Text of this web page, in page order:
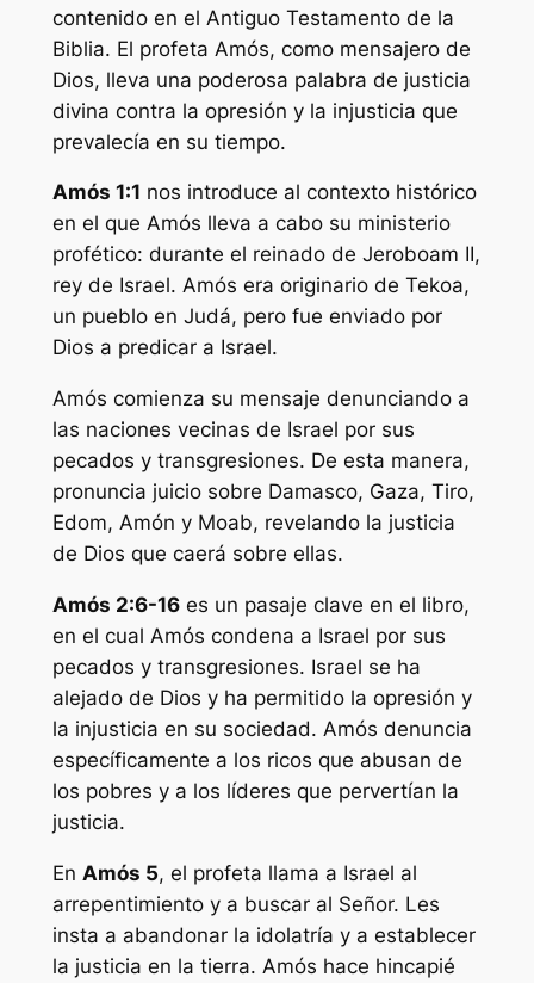
contenido en el Antiguo Testamento de la
Biblia. El profeta Amós, como mensajero de
Dios, lleva una poderosa palabra de justicia
divina contra la opresión y la injusticia que
prevalecía en su tiempo.
Amós 1:1 nos introduce al contexto histórico
en el que Amós lleva a cabo su ministerio
profético: durante el reinado de Jeroboam II,
rey de Israel. Amós era originario de Tekoa,
un pueblo en Judá, pero fue enviado por
Dios a predicar a Israel.
Amós comienza su mensaje denunciando a
las naciones vecinas de Israel por sus
pecados y transgresiones. De esta manera,
pronuncia juicio sobre Damasco, Gaza, Tiro,
Edom, Amón y Moab, revelando la justicia
de Dios que caerá sobre ellas.
Amós 2:6-16es un pasaje clave en el libro,
en el cual Amós condena a Israel por sus
pecados y transgresiones. Israel se ha
alejado de Dios y ha permitido la opresión y
la injusticia en su sociedad. Amós denuncia
específicamente a los ricos que abusan de
los pobres y a los líderes que pervertían la
justicia.
En Amós 5, el profeta llama a Israel al
arrepentimiento y a buscar al Señor. Les
insta a abandonar la idolatría y a establecer
la justicia en la tierra. Amós hace hincapié